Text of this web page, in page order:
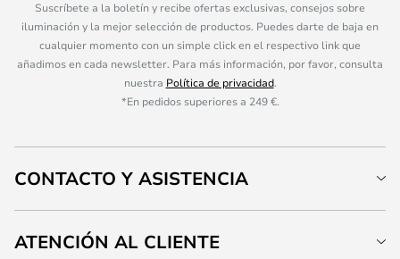
Suscríbete a la boletín y recibe ofertas exclusivas, consejos sobre
iluminación y la mejor selección de productos. Puedes darte de baja en
cualquier momento con un simple click en el respectivo link que
añadimos en cada newsletter. Para más información, por favor, consulta
nuestra Política de privacidad.
*En pedidos superiores a 249 €.
CONTACTO Y ASISTENCIA
ATENCIÓN AL CLIENTE